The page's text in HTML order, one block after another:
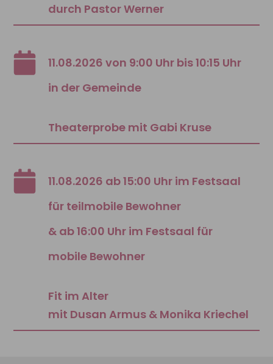
durch Pastor Werner
11.08.2026 von 9:00 Uhr bis 10:15 Uhr
in der Gemeinde
Theaterprobe mit Gabi Kruse
11.08.2026 ab 15:00 Uhr im Festsaal
für teilmobile Bewohner
& ab 16:00 Uhr im Festsaal für
mobile Bewohner
Fit im Alter
mit Dusan Armus & Monika Kriechel